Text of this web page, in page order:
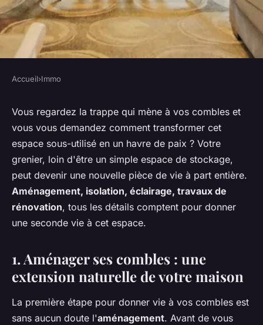
Quelles solutions pour
revaloriser un grenier inutilisé
en espace de vie fonctionnel ?
Baptiste•22 mai 2024•6 min de lecture
Accueil›Immo
Vous regardez la trappe qui mène à vos combles et
vous vous demandez comment transformer cet
espace sous-utilisé en un havre de paix ? Votre
grenier, loin d'être un simple espace de stockage,
peut devenir une nouvelle pièce de vie à part entière.
Aménagement, isolation, éclairage, travaux de
rénovation, tous les détails comptent pour donner
une seconde vie à cet espace.
1. Aménager ses combles : une
extension naturelle de votre maison
La première étape pour donner vie à vos combles est
sans aucun doute l'aménagement. Avant de vous